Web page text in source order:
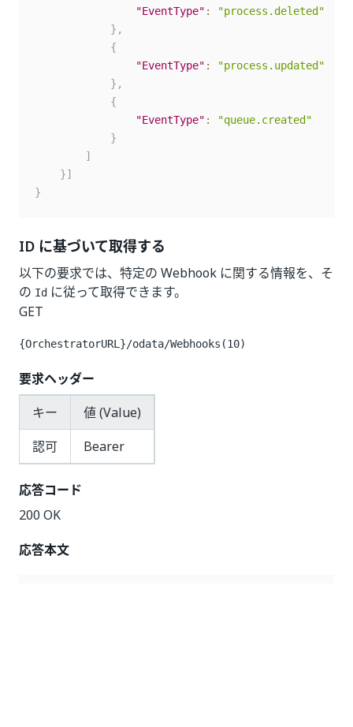
"EventType" :
"process.deleted"
} ,
{
"EventType" :
"process.updated"
} ,
{
"EventType" :
"queue.created"
}
]
}]
}
ID に基づいて取得する
以下の要求では、特定の Webhook に関する情報を、そ
の Id に従って取得できます。
GET
{OrchestratorURL}/odata/Webhooks(10)
要求ヘッダー
キー
値 (Value)
認可
Bearer
応答コード
200 OK
応答本文